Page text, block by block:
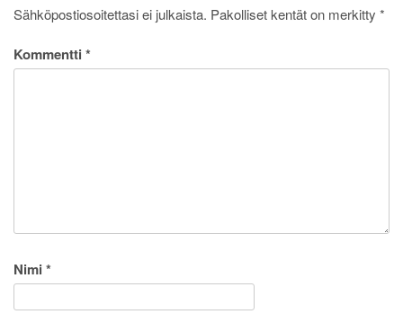
Sähköpostiosoitettasi ei julkaista. Pakolliset kentät on merkitty *
Kommentti *
Nimi *